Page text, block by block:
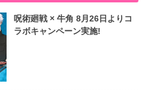
呪術廻戦 × 牛角 8月26日よりコ
ラボキャンペーン実施!